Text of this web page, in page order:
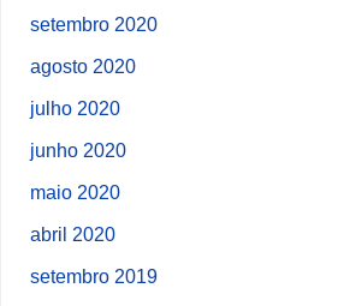
setembro 2020
agosto 2020
julho 2020
junho 2020
maio 2020
abril 2020
setembro 2019